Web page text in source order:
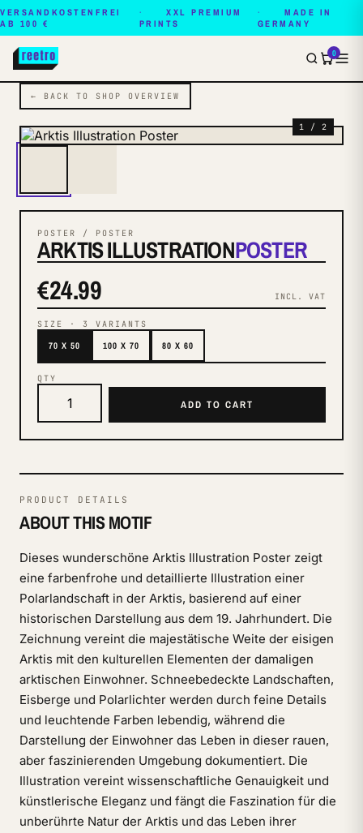
VERSANDKOSTENFREI
AB 100 €
XXL PREMIUM
PRINTS
MADE IN
GERMANY
0
← BACK TO SHOP OVERVIEW
1 / 2
POSTER / POSTER
ARKTIS ILLUSTRATIONPOSTER
€24.99 INCL. VAT
SIZE · 3 VARIANTS
70 X 50 100 X 70 80 X 60
QTY
ADD TO CART
PRODUCT DETAILS
ABOUT THIS MOTIF
Dieses wunderschöne Arktis Illustration Poster zeigt
eine farbenfrohe und detaillierte Illustration einer
Polarlandschaft in der Arktis, basierend auf einer
historischen Darstellung aus dem 19. Jahrhundert. Die
Zeichnung vereint die majestätische Weite der eisigen
Arktis mit den kulturellen Elementen der damaligen
arktischen Einwohner. Schneebedeckte Landschaften,
Eisberge und Polarlichter werden durch feine Details
und leuchtende Farben lebendig, während die
Darstellung der Einwohner das Leben in dieser rauen,
aber faszinierenden Umgebung dokumentiert. Die
Illustration vereint wissenschaftliche Genauigkeit und
künstlerische Eleganz und fängt die Faszination für die
unberührte Natur der Arktis und das Leben ihrer